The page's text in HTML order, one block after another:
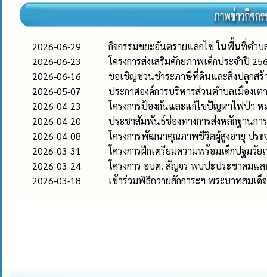
2026-06-29
กิจกรรมขยะอันตรายแลกไข่ ในพื้นที่ตำบ
2026-06-23
โครงการส่งเสริมศักยภาพเด็กประจำปี
2026-06-16
ขอเชิญชวนชำระภาษีที่ดินและสิ่งปลูกสร้
2026-05-07
ประกาศองค์การบริหารส่วนตำบลเมืองเต
2026-04-23
โครงการป้องกันและแก้ไขปัญหาไฟป่า
2026-04-20
ประชาสัมพันธ์ช่องทางการส่งหลักฐานกา
2026-04-08
โครงการพัฒนาคุณภาพชีวิตผู้สูงอายุ ประ
2026-03-31
โครงการฝึกเตรียมความพร้อมเด็กปฐม
2026-03-24
โครงการ อบต. สัญจร พบปะประชาคมแ
2026-03-18
เข้าร่วมพิธีถวายสักการะฯ พระบาทสมเ